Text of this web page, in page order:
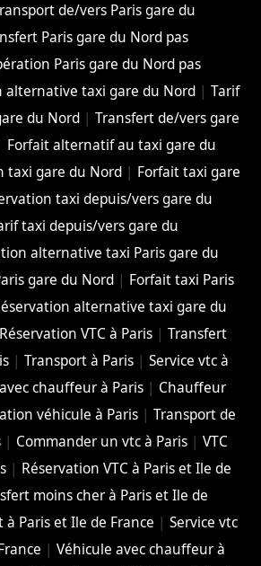
de/vers Paris gare du
Paris gare du Nord pas
Paris gare du Nord pas
alternative taxi gare du Nord| Tarif
du Nord| Transfert de/vers gare
Forfait alternatif au taxi gare du
taxi gare du Nord | Forfait taxi gare
taxi depuis/vers gare du
taxi depuis/vers gare du
alternative taxi Paris gare du
gare du Nord | Forfait taxi Paris
alternative taxi gare du
Réservation VTC à Paris| Transfert
|Transport à Paris |Service vtc à
chauffeur à Paris | Chauffeur
véhicule à Paris |Transport de
| Commander un vtc à Paris| VTC
| Réservation VTC à Paris et Ile de
moins cher à Paris et Ile de
à Paris et Ile de France |Service vtc
|Véhicule avec chauffeur à